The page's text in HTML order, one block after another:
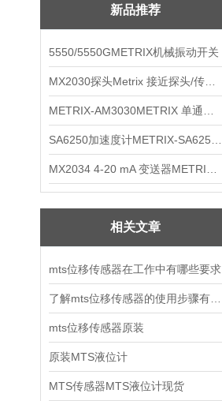
新品推荐
5550/5550GMETRIX机械振动开关
相关文章
mts位移传感器在工作中有哪些要求
mts位移传感器原装
原装MTS液位计
MTS传感器MTS液位计现货